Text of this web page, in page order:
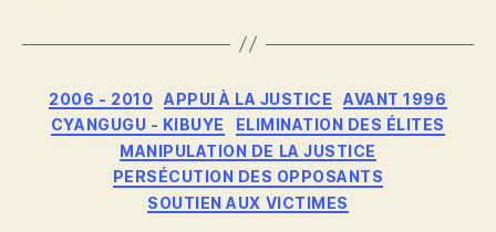
Catégories
2006 - 2010 APPUI À LA JUSTICE
AVANT 1996
CYANGUGU - KIBUYE
ELIMINATION DES ÉLITES
MANIPULATION DE LA JUSTICE
PERSÉCUTION DES OPPOSANTS
SOUTIEN AUX VICTIMES